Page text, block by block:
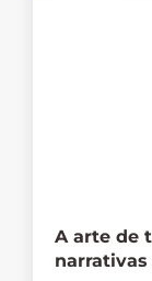
A arte de